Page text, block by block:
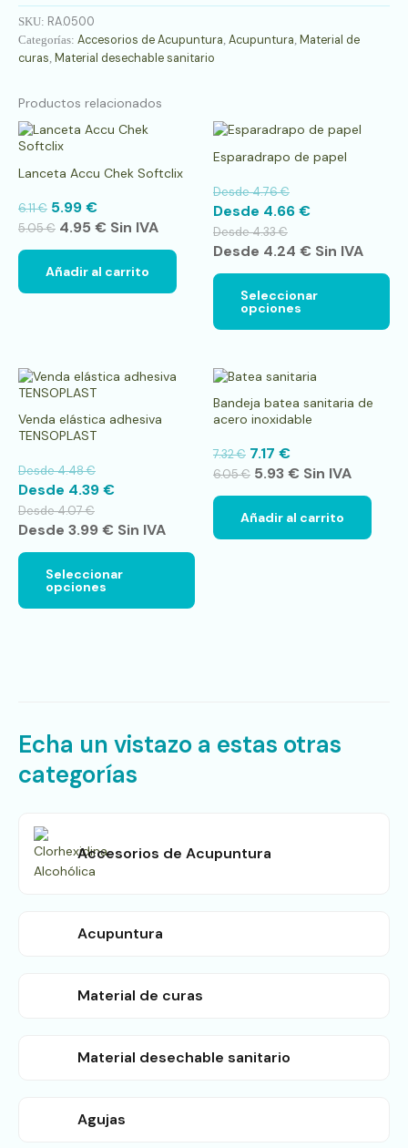
SKU: RA.0500
Categorías: Accesorios de Acupuntura Acupuntura Material de
curas Material desechable sanitario
Productos relacionados
Lanceta Accu Chek Softclix
6.11€ 5.99€
5.05€ 4.95 € Sin IVA
Añadir al carrito
Esparadrapo de papel
Desde4.76€
Desde 4.66€
Desde4.33€
Desde 4.24 € Sin IVA
Seleccionar
opciones
Venda elástica adhesiva
TENSOPLAST
Desde4.48€
Desde 4.39€
Desde4.07€
Desde 3.99€ Sin IVA
Seleccionar
opciones
Este
tiene
múltiples
Las
opciones
pueden
la
producto
Bandeja batea sanitaria de
acero inoxidable
7.32€ 7.17 €
6.05€ 5.93€ Sin IVA
Añadir al carrito
Echa un vistazo a estas otras
categorías
Accesorios de Acupuntura
Acupuntura
Material de curas
Material desechable sanitario
Agujas